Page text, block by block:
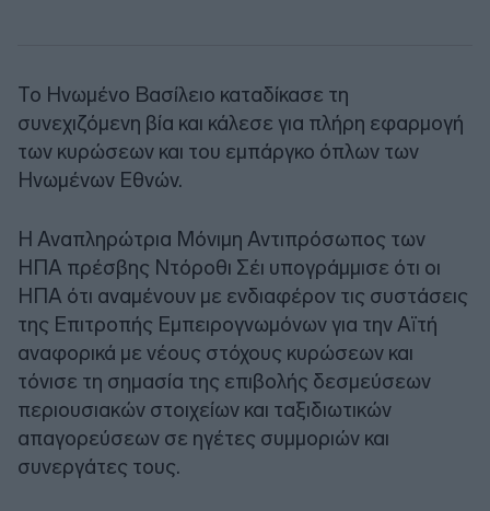
Το Ηνωμένο Βασίλειο καταδίκασε τη
συνεχιζόμενη βία και κάλεσε για πλήρη εφαρμογή
των κυρώσεων και του εμπάργκο όπλων των
Ηνωμένων Εθνών.
Η Αναπληρώτρια Μόνιμη Αντιπρόσωπος των
ΗΠΑ πρέσβης Ντόροθι Σέι υπογράμμισε ότι οι
ΗΠΑ ότι αναμένουν με ενδιαφέρον τις συστάσεις
της Επιτροπής Εμπειρογνωμόνων για την Αϊτή
αναφορικά με νέους στόχους κυρώσεων και
τόνισε τη σημασία της επιβολής δεσμεύσεων
περιουσιακών στοιχείων και ταξιδιωτικών
απαγορεύσεων σε ηγέτες συμμοριών και
συνεργάτες τους.